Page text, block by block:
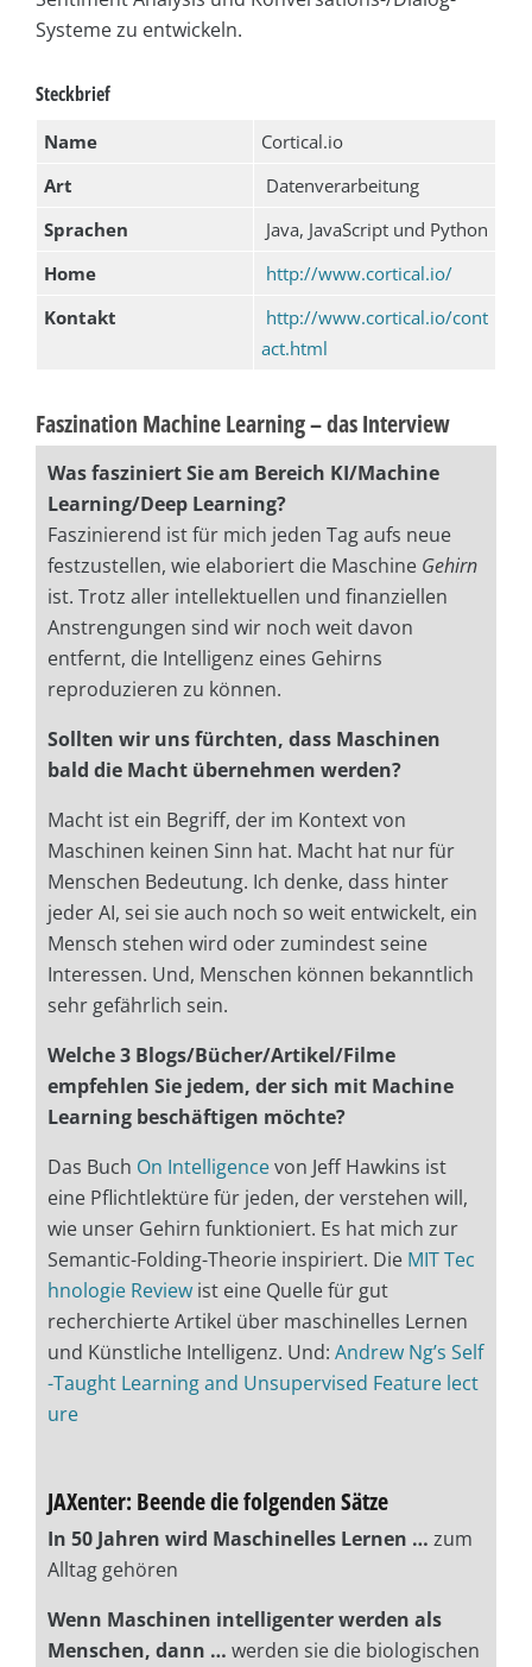
Systeme zu entwickeln.
Steckbrief
Name
Cortical.io
Art
Datenverarbeitung
Sprachen
Java, JavaScript und Python
Home
http://www.cortical.io/
Kontakt
http://www.cortical.io/cont
act.html
Faszination Machine Learning – das Interview
Was fasziniert Sie am Bereich KI/Machine
Learning/Deep Learning?
Faszinierend ist für mich jeden Tag aufs neue
festzustellen, wie elaboriert die Maschine Gehirn
ist. Trotz aller intellektuellen und finanziellen
Anstrengungen sind wir noch weit davon
entfernt, die Intelligenz eines Gehirns
reproduzieren zu können.
Sollten wir uns fürchten, dass Maschinen
bald die Macht übernehmen werden?
Macht ist ein Begriff, der im Kontext von
Maschinen keinen Sinn hat. Macht hat nur für
Menschen Bedeutung. Ich denke, dass hinter
jeder AI, sei sie auch noch so weit entwickelt, ein
Mensch stehen wird oder zumindest seine
Interessen. Und, Menschen können bekanntlich
sehr gefährlich sein.
Welche 3 Blogs/Bücher/Artikel/Filme
empfehlen Sie jedem, der sich mit Machine
Learning beschäftigen möchte?
Das Buch On Intelligencevon Jeff Hawkins ist
eine Pflichtlektüre für jeden, der verstehen will,
wie unser Gehirn funktioniert. Es hat mich zur
Semantic-Folding-Theorie inspiriert. Die MIT Tec
hnologie Review ist eine Quelle für gut
recherchierte Artikel über maschinelles Lernen
und Künstliche Intelligenz. Und: Andrew Ng’s Self
-Taught Learning and Unsupervised Feature lect
ure
JAXenter: Beende die folgenden Sätze
In 50 Jahren wird Maschinelles Lernen … zum
Alltag gehören
Wenn Maschinen intelligenter werden als
Menschen, dann … werden sie die biologischen